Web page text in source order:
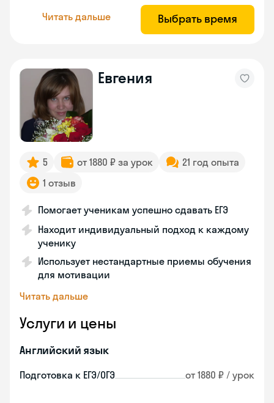
Читать дальше Выбрать время
Евгения
5 от 1880 ₽ за урок
21 год опыта
1 отзыв
Помогает ученикам успешно сдавать ЕГЭ
Находит индивидуальный подход к каждому
ученику
Использует нестандартные приемы обучения
для мотивации
Читать дальше
Услуги и цены
Английский язык
Подготовка к ЕГЭ/ОГЭ от 1880 ₽ / урок